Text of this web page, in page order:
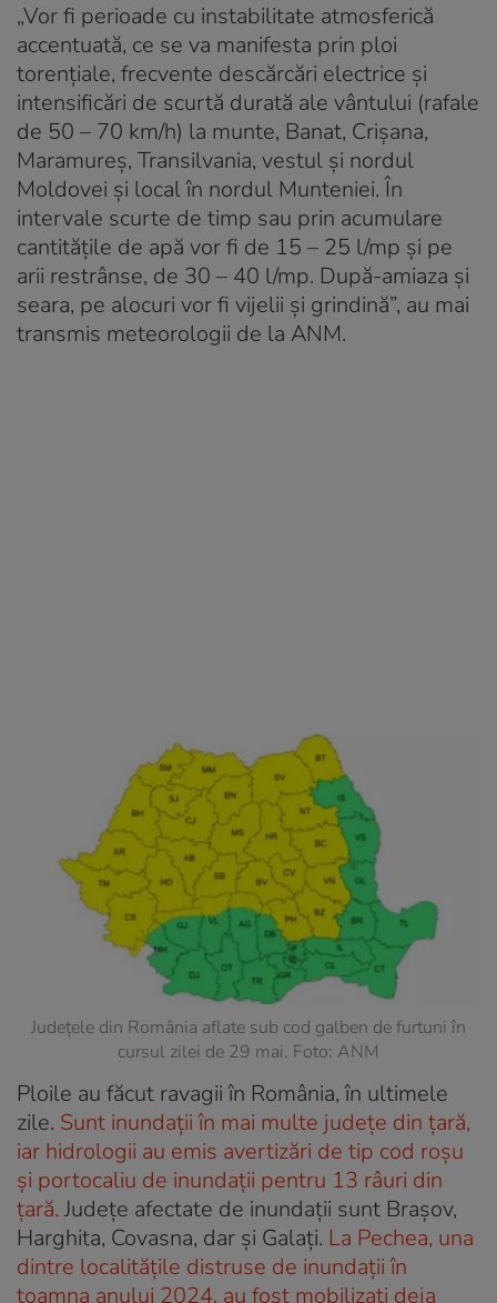
„Vor fi perioade cu instabilitate atmosferică
accentuată, ce se va manifesta prin ploi
torențiale, frecvente descărcări electrice și
intensificări de scurtă durată ale vântului (rafale
de 50 – 70 km/h) la munte, Banat, Crișana,
Maramureș, Transilvania, vestul și nordul
Moldovei și local în nordul Munteniei. În
intervale scurte de timp sau prin acumulare
cantitățile de apă vor fi de 15 – 25 l/mp și pe
arii restrânse, de 30 – 40 l/mp. După-amiaza și
seara, pe alocuri vor fi vijelii și grindină”, au mai
transmis meteorologii de la ANM.
Județele din România aflate sub cod galben de furtuni în
cursul zilei de 29 mai. Foto: ANM
Ploile au făcut ravagii în România, în ultimele
zile. Sunt inundații în mai multe județe din țară,
iar hidrologii au emis avertizări de tip cod roșu
și portocaliu de inundații pentru 13 râuri din
țară. Județe afectate de inundații sunt Brașov,
Harghita, Covasna, dar și Galați. La Pechea, una
dintre localitățile distruse de inundații în
toamna anului 2024, au fost mobilizați deja